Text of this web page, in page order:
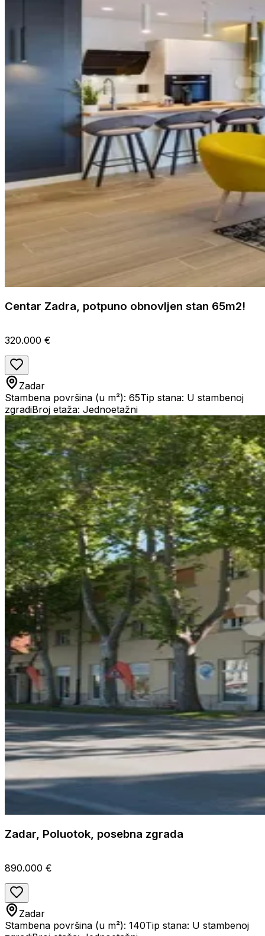
Centar Zadra, potpuno obnovljen stan 65m2!
320.000 €
Zadar
Stambena površina (u m²): 65Tip stana: U stambenoj
zgradiBroj etaža: Jednoetažni
Zadar, Poluotok, posebna zgrada
890.000 €
Zadar
Stambena površina (u m²): 140Tip stana: U stambenoj